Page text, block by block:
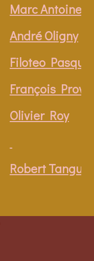
Marc Antoine
André Oligny
Filoteo
François
Olivier Roy
Robert